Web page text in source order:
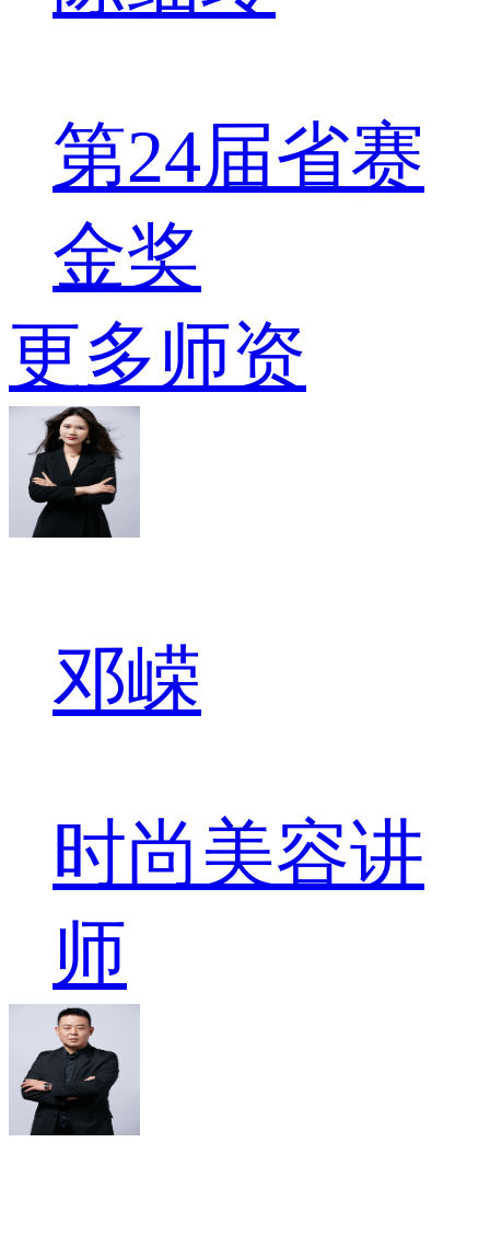
第24届省赛
金奖
更多师资
邓嵘
时尚美容讲
师